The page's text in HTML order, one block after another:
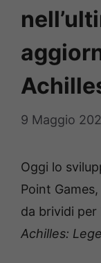
9 Maggio
Oggi lo
Point
da brividi per
Achilles: